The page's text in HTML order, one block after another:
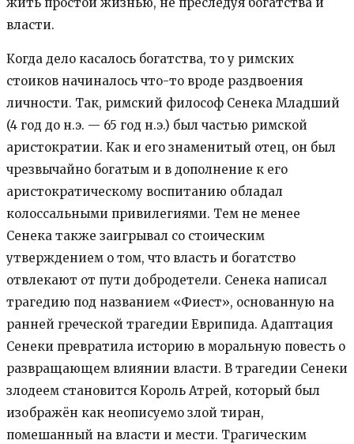
власти.
Когда дело касалось богатства, то у римских
стоиков начиналось что-то вроде раздвоения
личности. Так, римский философ Сенека Младший
(4 год до н.э. — 65 год н.э.) был частью римской
аристократии. Как и его знаменитый отец, он был
чрезвычайно богатым и в дополнение к его
аристократическому воспитанию обладал
колоссальными привилегиями. Тем не менее
Сенека также заигрывал со стоическим
утверждением о том, что власть и богатство
отвлекают от пути добродетели. Сенека написал
трагедию под названием «Фиест», основанную на
ранней греческой трагедии Еврипида. Адаптация
Сенеки превратила историю в моральную повесть о
развращающем влиянии власти. В трагедии Сенеки
злодеем становится Король Атрей, который был
изображён как неописуемо злой тиран,
помешанный на власти и мести. Трагическим